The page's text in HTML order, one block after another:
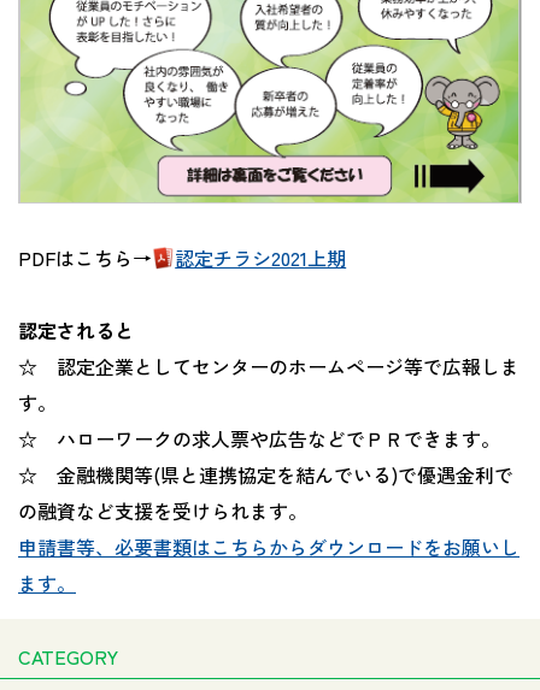
PDFはこちら→ 認定チラシ2021上期
認定されると
☆ 認定企業としてセンターのホームページ等で広報しま
す。
☆ ハローワークの求人票や広告などでＰＲできます。
☆ 金融機関等(県と連携協定を結んでいる)で優遇金利で
の融資など支援を受けられます。
申請書等、必要書類はこちらからダウンロードをお願いし
ます。
CATEGORY